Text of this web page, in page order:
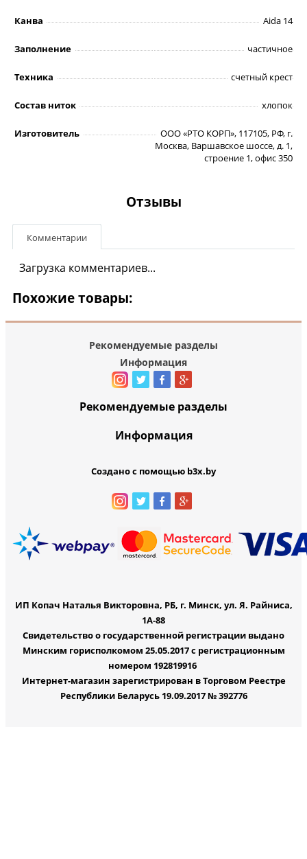
Канва Aida 14
Заполнение частичное
Техника счетный крест
Состав ниток хлопок
Изготовитель
ООО «РТО КОРП», 117105, РФ, г.
Москва, Варшавское шоссе, д. 1,
строение 1, офис 350
Отзывы
Комментарии
Загрузка комментариев...
Похожие товары:
Рекомендуемые разделы
Информация
Рекомендуемые разделы
Информация
Создано с помощью b3x.by
ИП Копач Наталья Викторовна, РБ, г. Минск, ул. Я. Райниса,
1А-88
Свидетельство о государственной регистрации выдано
Минским горисполкомом 25.05.2017 с регистрационным
номером 192819916
Интернет-магазин зарегистрирован в Торговом Реестре
Республики Беларусь 19.09.2017 № 392776